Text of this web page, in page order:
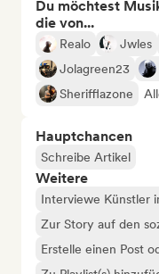
Du möchtest
die von...
Realo Jwles
Jolagreen23
Sherifflazone
Hauptchancen
Schreibe Artikel
Weitere
Interviewe Künstler
Zur Story auf den
Erstelle einen Post